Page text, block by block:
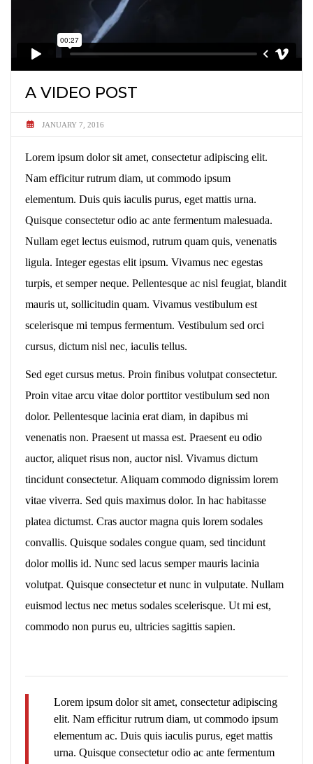
A VIDEO POST
JANUARY 7, 2016
Lorem ipsum dolor sit amet, consectetur adipiscing elit.
Nam efficitur rutrum diam, ut commodo ipsum
elementum. Duis quis iaculis purus, eget mattis urna.
Quisque consectetur odio ac ante fermentum malesuada.
Nullam eget lectus euismod, rutrum quam quis, venenatis
ligula. Integer egestas elit ipsum. Vivamus nec egestas
turpis, et semper neque. Pellentesque ac nisl feugiat, blandit
mauris ut, sollicitudin quam. Vivamus vestibulum est
scelerisque mi tempus fermentum. Vestibulum sed orci
cursus, dictum nisl nec, iaculis tellus.
Sed eget cursus metus. Proin finibus volutpat consectetur.
Proin vitae arcu vitae dolor porttitor vestibulum sed non
dolor. Pellentesque lacinia erat diam, in dapibus mi
venenatis non. Praesent ut massa est. Praesent eu odio
auctor, aliquet risus non, auctor nisl. Vivamus dictum
tincidunt consectetur. Aliquam commodo dignissim lorem
vitae viverra. Sed quis maximus dolor. In hac habitasse
platea dictumst. Cras auctor magna quis lorem sodales
convallis. Quisque sodales congue quam, sed tincidunt
dolor mollis id. Nunc sed lacus semper mauris lacinia
volutpat. Quisque consectetur et nunc in vulputate. Nullam
euismod lectus nec metus sodales scelerisque. Ut mi est,
commodo non purus eu, ultricies sagittis sapien.
Lorem ipsum dolor sit amet, consectetur adipiscing
elit. Nam efficitur rutrum diam, ut commodo ipsum
elementum ac. Duis quis iaculis purus, eget mattis
urna. Quisque consectetur odio ac ante fermentum